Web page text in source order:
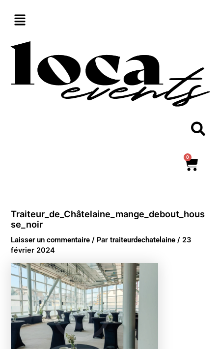
0
Traiteur_de_Châtelaine_mange_debout_hous
se_noir
Laisser un commentaire / Partraiteurdechatelaine/ 23
février 2024